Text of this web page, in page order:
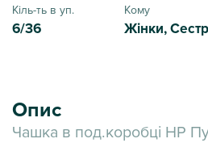
Кіль-ть в уп.
6/36
Кому
Жінки,
Опис
Чашка в под.коробці НР